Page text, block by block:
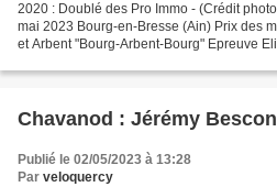
2020 : Doublé des Pro Immo - (Crédit
mai 2023 Bourg-en-Bresse (Ain) Prix des
et Arbent "Bourg-Arbent-Bourg" Epreuve
Chavanod : Jérémy
Publié le 02/05/2023 à 13:28
Par veloquercy